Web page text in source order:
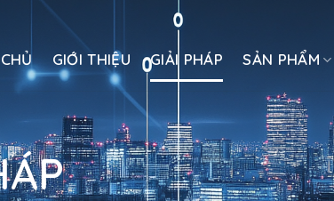
GIỚI THIỆU GIẢI PHÁP SẢN PHẨM